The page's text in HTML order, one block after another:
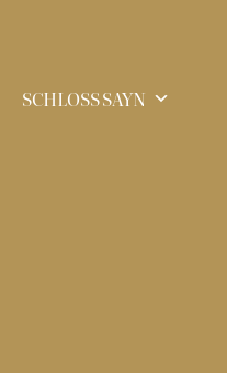
SCHLOSS SAYN